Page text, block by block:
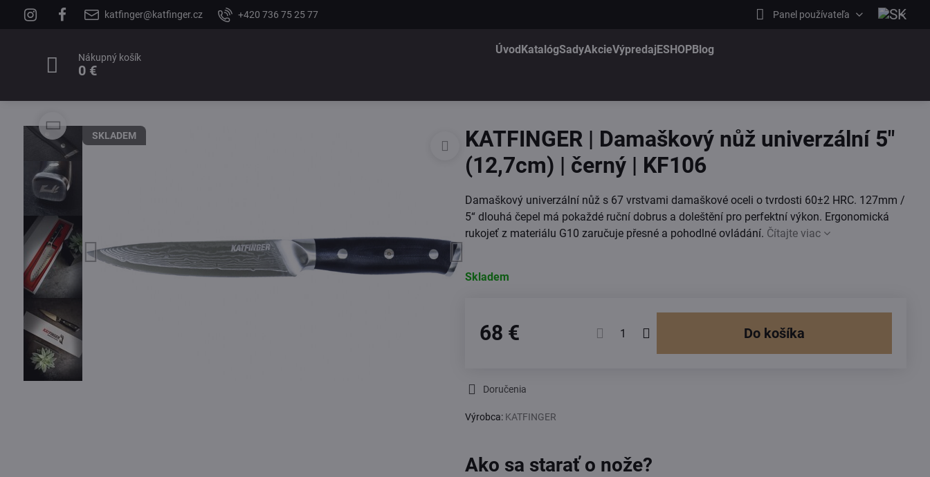
katfinger@katfinger.cz +420 736 75 25 77 Panel používateľa
Nákupný košík
0 €
ÚvodKatalógSadyAkcieVýpredajESHOPBlog
SKLADEM
KATFINGER | Damaškový nůž univerzální 5"
(12,7cm) | černý | KF106
Damaškový univerzální nůž s 67 vrstvami damaškové oceli o tvrdosti 60±2 HRC. 127mm /
5“ dlouhá čepel má pokaždé ruční dobrus a doleštění pro perfektní výkon. Ergonomická
rukojeť z materiálu G10 zaručuje přesné a pohodlné ovládání. Čítajte viac
Skladem
68 € Do košíka
Doručenia
Výrobca: KATFINGER
Ako sa starať o nože?